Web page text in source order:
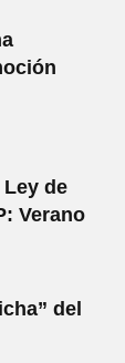
de
Verano
del